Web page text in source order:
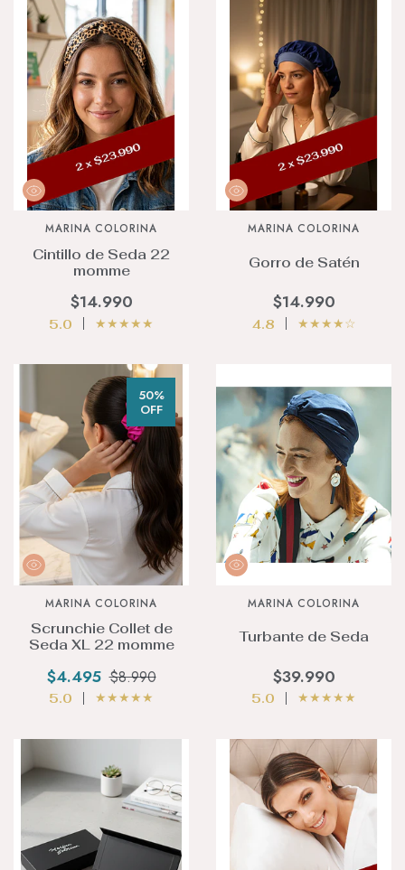
MARINA COLORINA
Cintillo de Seda 22
momme
$14.990
5.0 ★★★★★
MARINA COLORINA
Gorro de Satén
$14.990
4.8 ★★★★☆
50%
OFF
MARINA COLORINA
Scrunchie Collet de
Seda XL 22 momme
$4.495 $8.990
5.0 ★★★★★
MARINA COLORINA
Turbante de Seda
$39.990
5.0 ★★★★★